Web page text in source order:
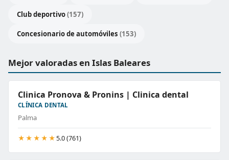
Club deportivo(157)
Concesionario de automóviles (153)
Mejor valoradas en Islas Baleares
Clinica Pronova & Pronins | Clinica dental
CLÍNICA DENTAL
Palma
★★★★★ 5.0 (761)